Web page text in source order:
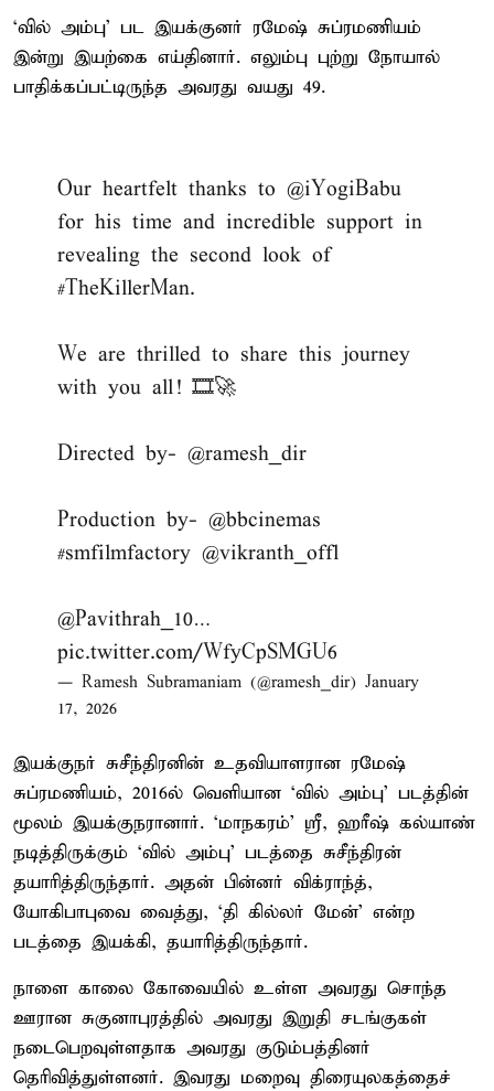
‘வில் அம்பு’ பட இயக்குனர் ரமேஷ் சுப்ரமணியம்
இன்று இயற்கை எய்தினார். எலும்பு புற்று நோயால்
பாதிக்கப்பட்டிருந்த அவரது வயது 49.
Our heartfelt thanks to @iYogiBabu
for his time and incredible support in
revealing the second look of
#TheKillerMan.
We are thrilled to share this journey
with you all! 🎞️🚀
Directed by- @ramesh_dir
Production by- @bbcinemas
#smfilmfactory @vikranth_offl
@Pavithrah_10…
pic.twitter.com/WfyCpSMGU6
— Ramesh Subramaniam (@ramesh_dir) January
17, 2026
இயக்குநர் சுசீந்திரனின் உதவியாளரான ரமேஷ்
சுப்ரமணியம், 2016ல் வெளியான ‘வில் அம்பு’ படத்தின்
மூலம் இயக்குநரானார். ‘மாநகரம்’ ஸ்ரீ, ஹரீஷ் கல்யாண்
நடித்திருக்கும் ‘வில் அம்பு’ படத்தை சுசீந்திரன்
தயாரித்திருந்தார். அதன் பின்னர் விக்ராந்த்,
யோகிபாபுவை வைத்து, ‘தி கில்லர் மேன்’ என்ற
படத்தை இயக்கி, தயாரித்திருந்தார்.
நாளை காலை கோவையில் உள்ள அவரது சொந்த
ஊரான சுகுனாபுரத்தில் அவரது இறுதி சடங்குகள்
நடைபெறவுள்ளதாக அவரது குடும்பத்தினர்
தெரிவித்துள்ளனர். இவரது மறைவு திரையுலகத்தைச்